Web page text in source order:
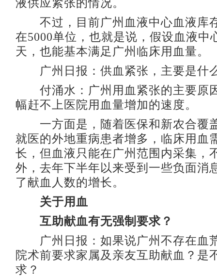
液供应紧张的情况。
不过，目前广州血液中心血液库
在5000单位，也就是说，假设血液中
天，也能基本满足广州临床用血量。
广州日报：供血紧张，主要是什
付涌水：广州用血紧张的主要原
幅赶不上医院用血量增加的速度。
一方面是，随着医保和新农合覆
就医的外地重病患者增多，临床用血
长，但血液只能在广州范围内采集，
外，去年下半年以来受到一些负面消
了献血人数的增长。
关于用血
互助献血有无强制要求？
广州日报：如果说广州不存在血
院术前要求家属及亲友互助献血？是
求？